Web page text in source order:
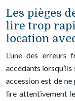
Les pièges
lire trop
location
L’une des erreurs
accédants lorsqu’ils
accession est de
lire attentivement